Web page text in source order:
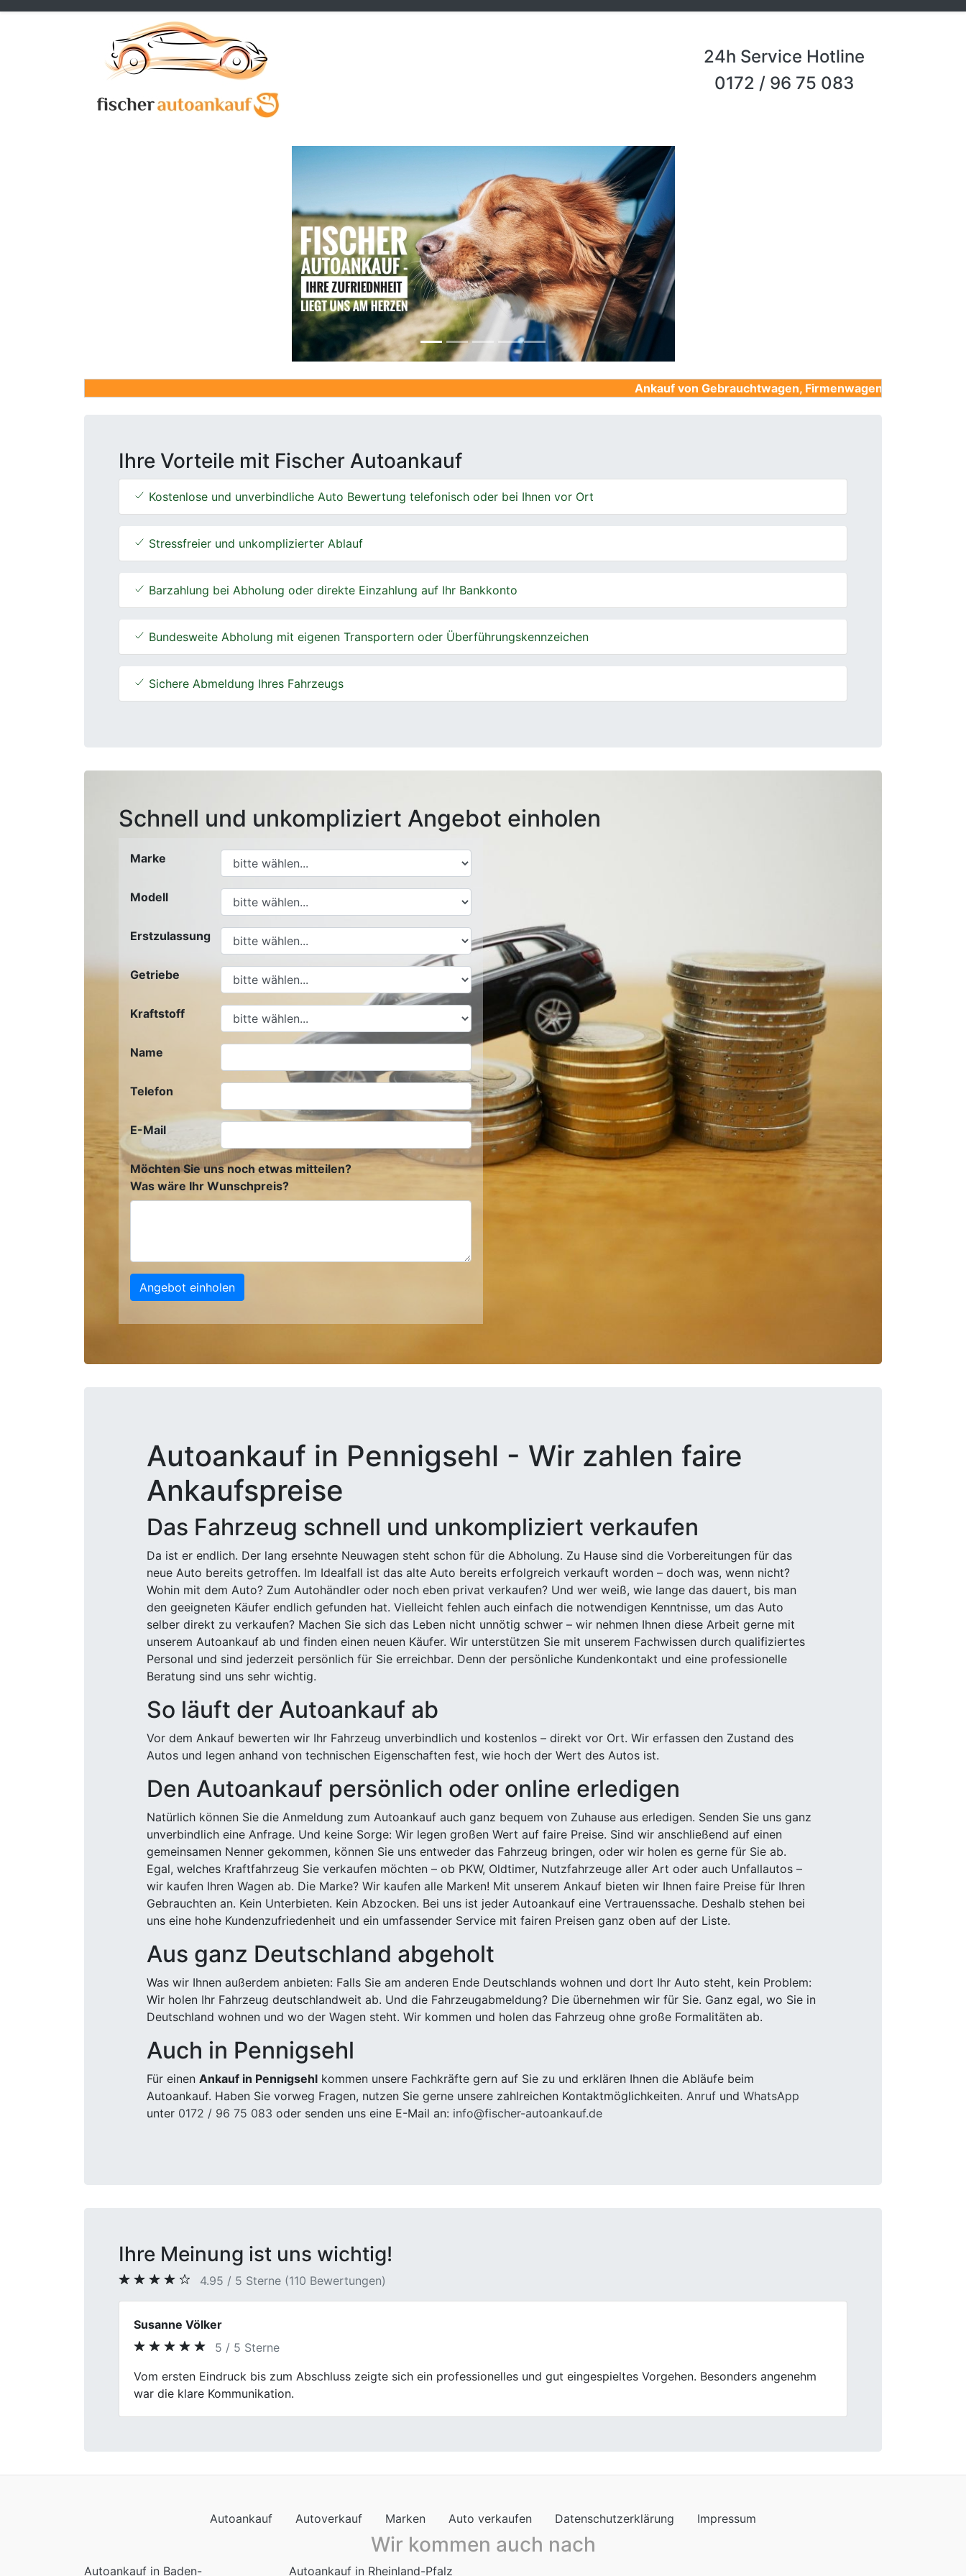
24h Service Hotline
0172 / 96 75 083
Ankauf von Gebrauchtwagen, Firmenwagen, Unfallwagen,
Ihre Vorteile mit Fischer Autoankauf
Kostenlose und unverbindliche Auto Bewertung telefonisch oder bei Ihnen vor Ort
Stressfreier und unkomplizierter Ablauf
Barzahlung bei Abholung oder direkte Einzahlung auf Ihr Bankkonto
Bundesweite Abholung mit eigenen Transportern oder Überführungskennzeichen
Sichere Abmeldung Ihres Fahrzeugs
Schnell und unkompliziert Angebot einholen
Marke
Modell
Erstzulassung
Getriebe
Kraftstoff
Name
Telefon
E-Mail
Möchten Sie uns noch etwas mitteilen?
Was wäre Ihr Wunschpreis?
Angebot einholen
Autoankauf in Pennigsehl - Wir zahlen faire
Ankaufspreise
Das Fahrzeug schnell und unkompliziert verkaufen
Da ist er endlich. Der lang ersehnte Neuwagen steht schon für die Abholung. Zu Hause sind die Vorbereitungen für das
neue Auto bereits getroffen. Im Idealfall ist das alte Auto bereits erfolgreich verkauft worden – doch was, wenn nicht?
Wohin mit dem Auto? Zum Autohändler oder noch eben privat verkaufen? Und wer weiß, wie lange das dauert, bis man
den geeigneten Käufer endlich gefunden hat. Vielleicht fehlen auch einfach die notwendigen Kenntnisse, um das Auto
selber direkt zu verkaufen? Machen Sie sich das Leben nicht unnötig schwer – wir nehmen Ihnen diese Arbeit gerne mit
unserem Autoankauf ab und finden einen neuen Käufer. Wir unterstützen Sie mit unserem Fachwissen durch qualifiziertes
Personal und sind jederzeit persönlich für Sie erreichbar. Denn der persönliche Kundenkontakt und eine professionelle
Beratung sind uns sehr wichtig.
So läuft der Autoankauf ab
Vor dem Ankauf bewerten wir Ihr Fahrzeug unverbindlich und kostenlos – direkt vor Ort. Wir erfassen den Zustand des
Autos und legen anhand von technischen Eigenschaften fest, wie hoch der Wert des Autos ist.
Den Autoankauf persönlich oder online erledigen
Natürlich können Sie die Anmeldung zum Autoankauf auch ganz bequem von Zuhause aus erledigen. Senden Sie uns ganz
unverbindlich eine Anfrage. Und keine Sorge: Wir legen großen Wert auf faire Preise. Sind wir anschließend auf einen
gemeinsamen Nenner gekommen, können Sie uns entweder das Fahrzeug bringen, oder wir holen es gerne für Sie ab.
Egal, welches Kraftfahrzeug Sie verkaufen möchten – ob PKW, Oldtimer, Nutzfahrzeuge aller Art oder auch Unfallautos –
wir kaufen Ihren Wagen ab. Die Marke? Wir kaufen alle Marken! Mit unserem Ankauf bieten wir Ihnen faire Preise für Ihren
Gebrauchten an. Kein Unterbieten. Kein Abzocken. Bei uns ist jeder Autoankauf eine Vertrauenssache. Deshalb stehen bei
uns eine hohe Kundenzufriedenheit und ein umfassender Service mit fairen Preisen ganz oben auf der Liste.
Aus ganz Deutschland abgeholt
Was wir Ihnen außerdem anbieten: Falls Sie am anderen Ende Deutschlands wohnen und dort Ihr Auto steht, kein Problem:
Wir holen Ihr Fahrzeug deutschlandweit ab. Und die Fahrzeugabmeldung? Die übernehmen wir für Sie. Ganz egal, wo Sie in
Deutschland wohnen und wo der Wagen steht. Wir kommen und holen das Fahrzeug ohne große Formalitäten ab.
Auch in Pennigsehl
Für einen Ankauf in Pennigsehl kommen unsere Fachkräfte gern auf Sie zu und erklären Ihnen die Abläufe beim
Autoankauf. Haben Sie vorweg Fragen, nutzen Sie gerne unsere zahlreichen Kontaktmöglichkeiten. Anruf und WhatsApp
unter 0172 / 96 75 083 oder senden uns eine E-Mail an: info@fischer-autoankauf.de
Ihre Meinung ist uns wichtig!
4.95 / 5 Sterne (110 Bewertungen)
Daniel S.
5 / 5 Sterne
Erstklassiger Service! Fischer Autoankauf hat meinen Unfallwagen schnell und fair abgekauft. Die Abholung war total bequem
und die Bezahlung prompt. Hier ist man in guten Händen!
Autoankauf Autoverkauf Marken Auto verkaufen Datenschutzerklärung Impressum
Wir kommen auch nach
Autoankauf in Baden- Autoankauf in Rheinland-Pfalz